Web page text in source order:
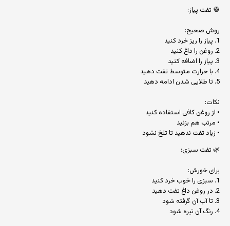
🧅 تفت پیاز:
روش صحیح:
1. پیاز را ریز خرد کنید
2. روغن را داغ کنید
3. پیاز را اضافه کنید
4. با حرارت متوسط تفت دهید
5. تا طلایی شدن ادامه دهید
نکات:
• از روغن کافی استفاده کنید
• مرتب هم بزنید
• زیاد تفت ندهید تا تلخ نشود
🌿 تفت سبزی:
برای خورش:
1. سبزی را خوب خرد کنید
2. در روغن داغ تفت دهید
3. تا آب آن گرفته شود
4. رنگ آن تیره شود